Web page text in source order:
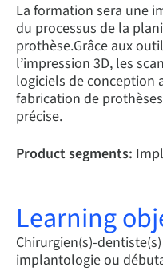
La formation sera une
du processus de la
prothèse.Grâce aux
l’impression 3D, les
logiciels de conception
fabrication de
précise.
Product segments:
Learning
Chirurgien(s)-
implantologie ou